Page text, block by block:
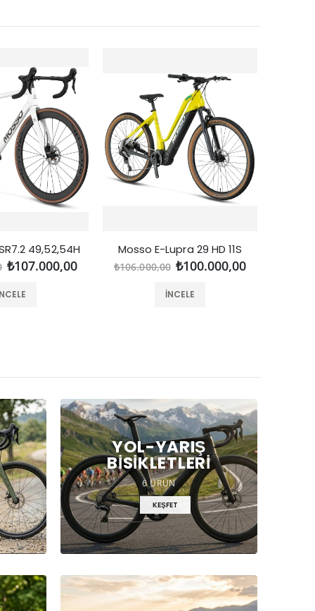
49,52,54H
₺107.000,00
Mosso E-Lupra 29 HD 11S
₺106.000,00 ₺100.000,00
İNCELE
YOL-YARIŞ
BISIKLETLERI
6 ÜRÜN
KEŞFET